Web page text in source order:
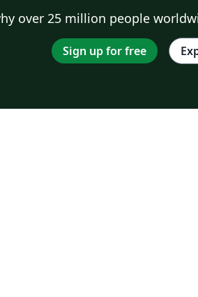
over 25 million people
Sign up for free